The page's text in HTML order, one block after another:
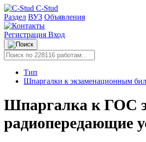
C-Stud
Раздел ВУЗ Объявления
Регистрация Вход
Тип
Шпаргалки к экзаменационным
Шпаргалка к ГОС
радиопередающие